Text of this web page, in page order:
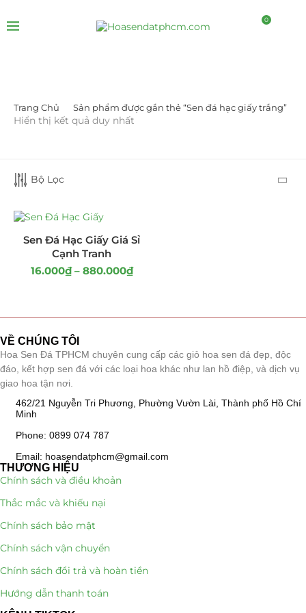
0
LỌC BỞI GIÁ
Cây Sen Đá Giá Sỉ (137)
Chậu Sen Đá Mini
Hồ Điệp và Hoa Sen đá
Lan Hồ Điệp Truyền Thống
Lũa Hồ Điệp Sen Đá
Tiểu Cảnh Lan Sen Đá
Hoa Ngày Lễ 8/3
Hoa Tặng 14/2
Trang Chủ Sản phẩm được gắn thẻ “Sen đá hạc giấy trắng”
Hiển thị kết quả duy nhất
Bộ Lọc
Sen Đá Hạc Giấy Giá Sỉ
Cạnh Tranh
16.000₫ – 880.000₫
VỀ CHÚNG TÔI
Hoa Sen Đá TPHCM chuyên cung cấp các giỏ hoa sen đá đẹp, độc
đáo, kết hợp sen đá với các loại hoa khác như lan hồ điệp, và dịch vụ
giao hoa tận nơi.
462/21 Nguyễn Tri Phương, Phường Vườn Lài, Thành phố Hồ Chí
Minh
Phone: 0899 074 787
Email: hoasendatphcm@gmail.com
THƯƠNG HIỆU
Chính sách và điều khoản
Thắc mắc và khiếu nại
Chính sách bảo mật
Chính sách vận chuyển
Chính sách đổi trả và hoàn tiền
Hướng dẫn thanh toán